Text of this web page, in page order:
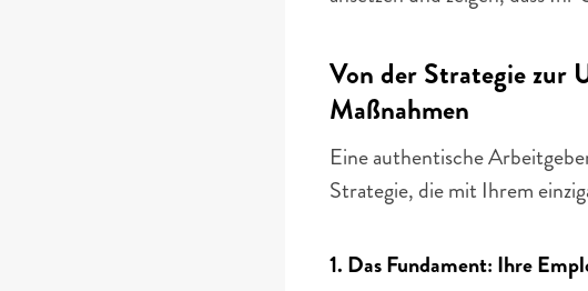
Von der Strategie zur
Maßnahmen
Eine authentische
Strategie, die mit Ihrem
1. Das Fundament: Ihre